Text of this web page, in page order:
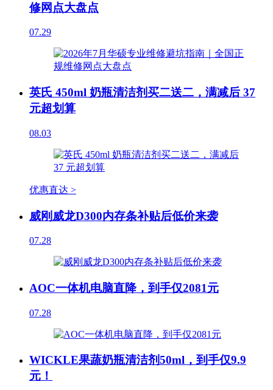
修网点大盘点
07.29
英氏 450ml 奶瓶清洁剂买二送二，满减后 37
元超划算
08.03
优惠直达 >
威刚威龙D300内存条补贴后低价来袭
07.28
AOC一体机电脑直降，到手仅2081元
07.28
WICKLE果蔬奶瓶清洁剂50ml，到手仅9.9
元！